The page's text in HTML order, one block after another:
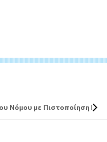
Νόμου με Πιστοποίηση DIN